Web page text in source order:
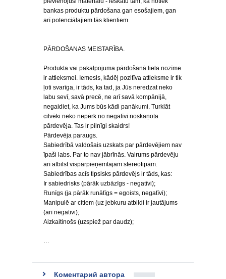
bankas produktu pārdošana gan esošajiem, gan
arī potenciālajiem tās klientiem.
PĀRDOŠANAS MEISTARĪBA.
Produkta vai pakalpojuma pārdošanā liela nozīme
ir attieksmei. Iemesls, kādēļ pozitīva attieksme ir tik
ļoti svarīga, ir tāds, ka tad, ja Jūs neredzat neko
labu sevī, savā precē, ne arī savā kompānijā,
negaidiet, ka Jums būs kādi panākumi. Turklāt
cilvēki neko nepērk no negatīvi noskaņota
pārdevēja. Tas ir pilnīgi skaidrs!
Pārdevēja paraugs.
Sabiedrībā valdošais uzskats par pārdevējiem nav
īpaši labs. Par to nav jābrīnās. Vairums pārdevēju
arī atbilst vispārpieņemtajam stereotipam.
Sabiedrības acīs tipsisks pārdevējs ir tāds, kas:
Ir sabiedrisks (pārāk uzbāzīgs - negatīvi);
Runīgs (ja pārāk runātīgs = egoists, negatīvi);
Manipulē ar citiem (uz jebkuru atbildi ir jautājums
(arī negatīvi);
Aizkaitinošs (uzspiež par daudz);
…
Коментарий автора